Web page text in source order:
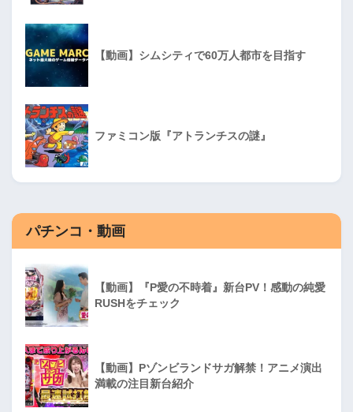
【動画】シムシティで60万人都市を目指す
ファミコン版『アトランチスの謎』
パチンコ・動画
【動画】『P愛の不時着』新台PV！感動の純愛
RUSHをチェック
【動画】Pゾンビランドサガ解禁！アニメ演出
満載の注目新台紹介